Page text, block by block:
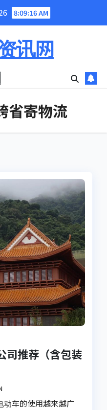
8:09:16 AM
讯网
省寄物流
司推荐（含包装
动车的使用越来越广